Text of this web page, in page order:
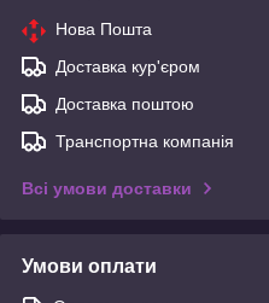
Нова Пошта
Доставка кур'єром
Доставка поштою
Транспортна компанія
Всі умови доставки
Умови оплати